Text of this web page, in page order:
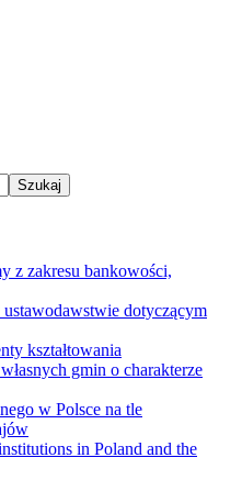
z zakresu bankowości,
dotyczącym
kształtowania
gmin o charakterze
w Polsce na tle
in Poland and the